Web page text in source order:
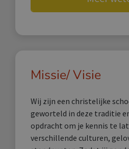
Missie/ Visie
Wij zijn een christelijke
geworteld in deze traditie
opdracht om je kennis te
verschillende culturen,